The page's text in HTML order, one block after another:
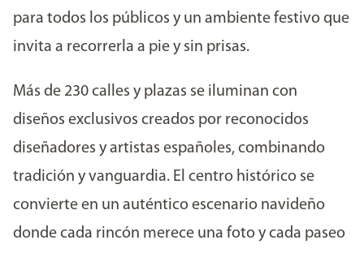
para todos los públicos y un ambiente festivo que
invita a recorrerla a pie y sin prisas.
Más de 230 calles y plazas se iluminan con
diseños exclusivos creados por reconocidos
diseñadores y artistas españoles, combinando
tradición y vanguardia. El centro histórico se
convierte en un auténtico escenario navideño
donde cada rincón merece una foto y cada paseo